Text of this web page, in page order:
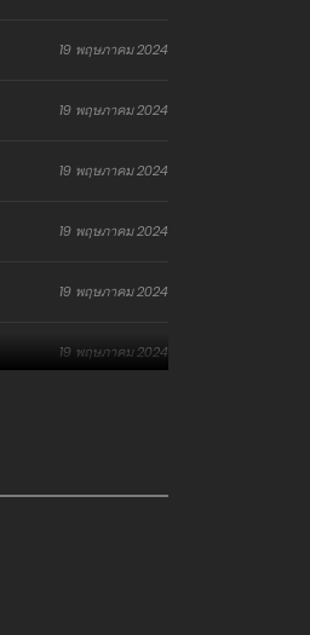
19 พฤษภาคม 2024
19 พฤษภาคม 2024
19 พฤษภาคม 2024
19 พฤษภาคม 2024
19 พฤษภาคม 2024
19 พฤษภาคม 2024